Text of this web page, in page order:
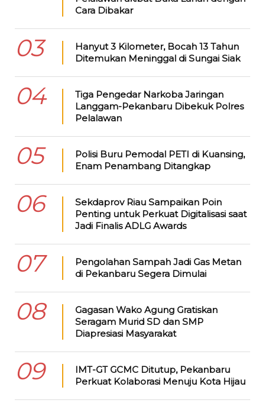
Cara Dibakar
03
Hanyut 3 Kilometer, Bocah 13 Tahun
Ditemukan Meninggal di Sungai Siak
04
Tiga Pengedar Narkoba Jaringan
Langgam-Pekanbaru Dibekuk Polres
Pelalawan
05
Polisi Buru Pemodal PETI di Kuansing,
Enam Penambang Ditangkap
06
Sekdaprov Riau Sampaikan Poin
Penting untuk Perkuat Digitalisasi saat
Jadi Finalis ADLG Awards
07
Pengolahan Sampah Jadi Gas Metan
di Pekanbaru Segera Dimulai
08
Gagasan Wako Agung Gratiskan
Seragam Murid SD dan SMP
Diapresiasi Masyarakat
09
IMT-GT GCMC Ditutup, Pekanbaru
Perkuat Kolaborasi Menuju Kota Hijau